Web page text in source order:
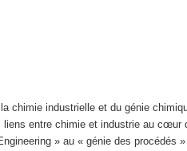
chimie industrielle et du génie
entre chimie et industrie au
» au « génie des procédés